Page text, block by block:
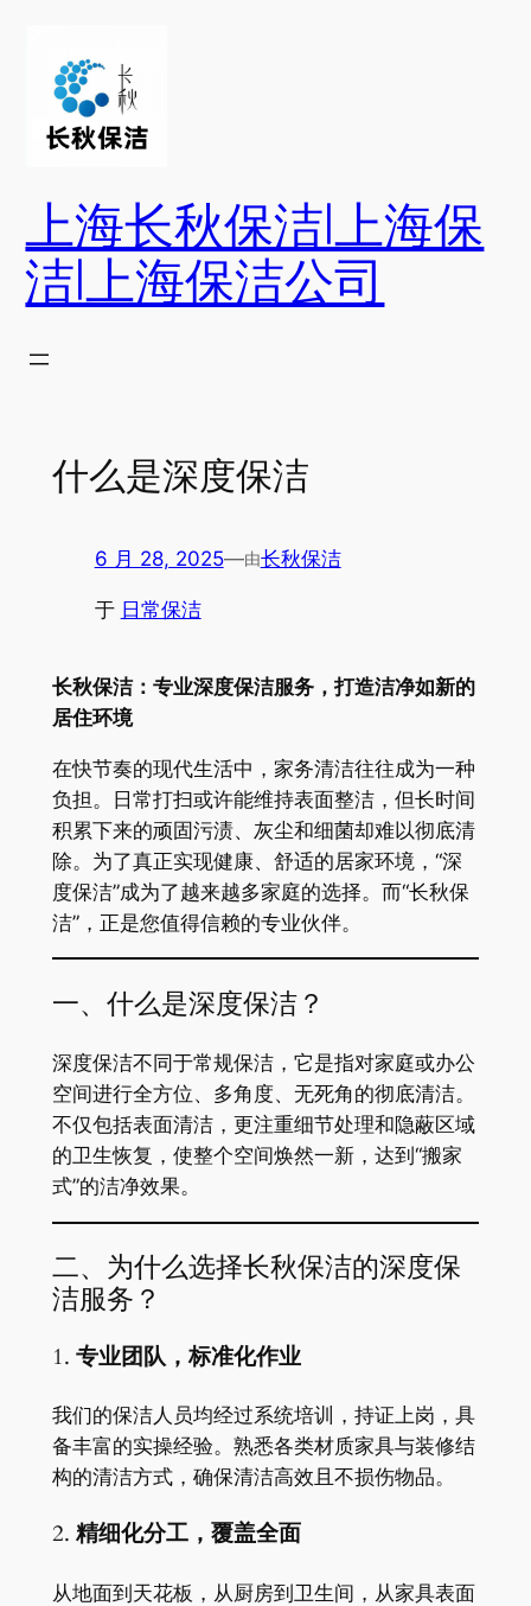
上海长秋保洁|上海保
洁|上海保洁公司
什么是深度保洁
6 月 28, 2025—由长秋保洁
于 日常保洁
长秋保洁：专业深度保洁服务，打造洁净如新的
居住环境
在快节奏的现代生活中，家务清洁往往成为一种
负担。日常打扫或许能维持表面整洁，但长时间
积累下来的顽固污渍、灰尘和细菌却难以彻底清
除。为了真正实现健康、舒适的居家环境，“深
度保洁”成为了越来越多家庭的选择。而“长秋保
洁”，正是您值得信赖的专业伙伴。
一、什么是深度保洁？
深度保洁不同于常规保洁，它是指对家庭或办公
空间进行全方位、多角度、无死角的彻底清洁。
不仅包括表面清洁，更注重细节处理和隐蔽区域
的卫生恢复，使整个空间焕然一新，达到“搬家
式”的洁净效果。
二、为什么选择长秋保洁的深度保
洁服务？
1. 专业团队，标准化作业
我们的保洁人员均经过系统培训，持证上岗，具
备丰富的实操经验。熟悉各类材质家具与装修结
构的清洁方式，确保清洁高效且不损伤物品。
2. 精细化分工，覆盖全面
从地面到天花板，从厨房到卫生间，从家具表面